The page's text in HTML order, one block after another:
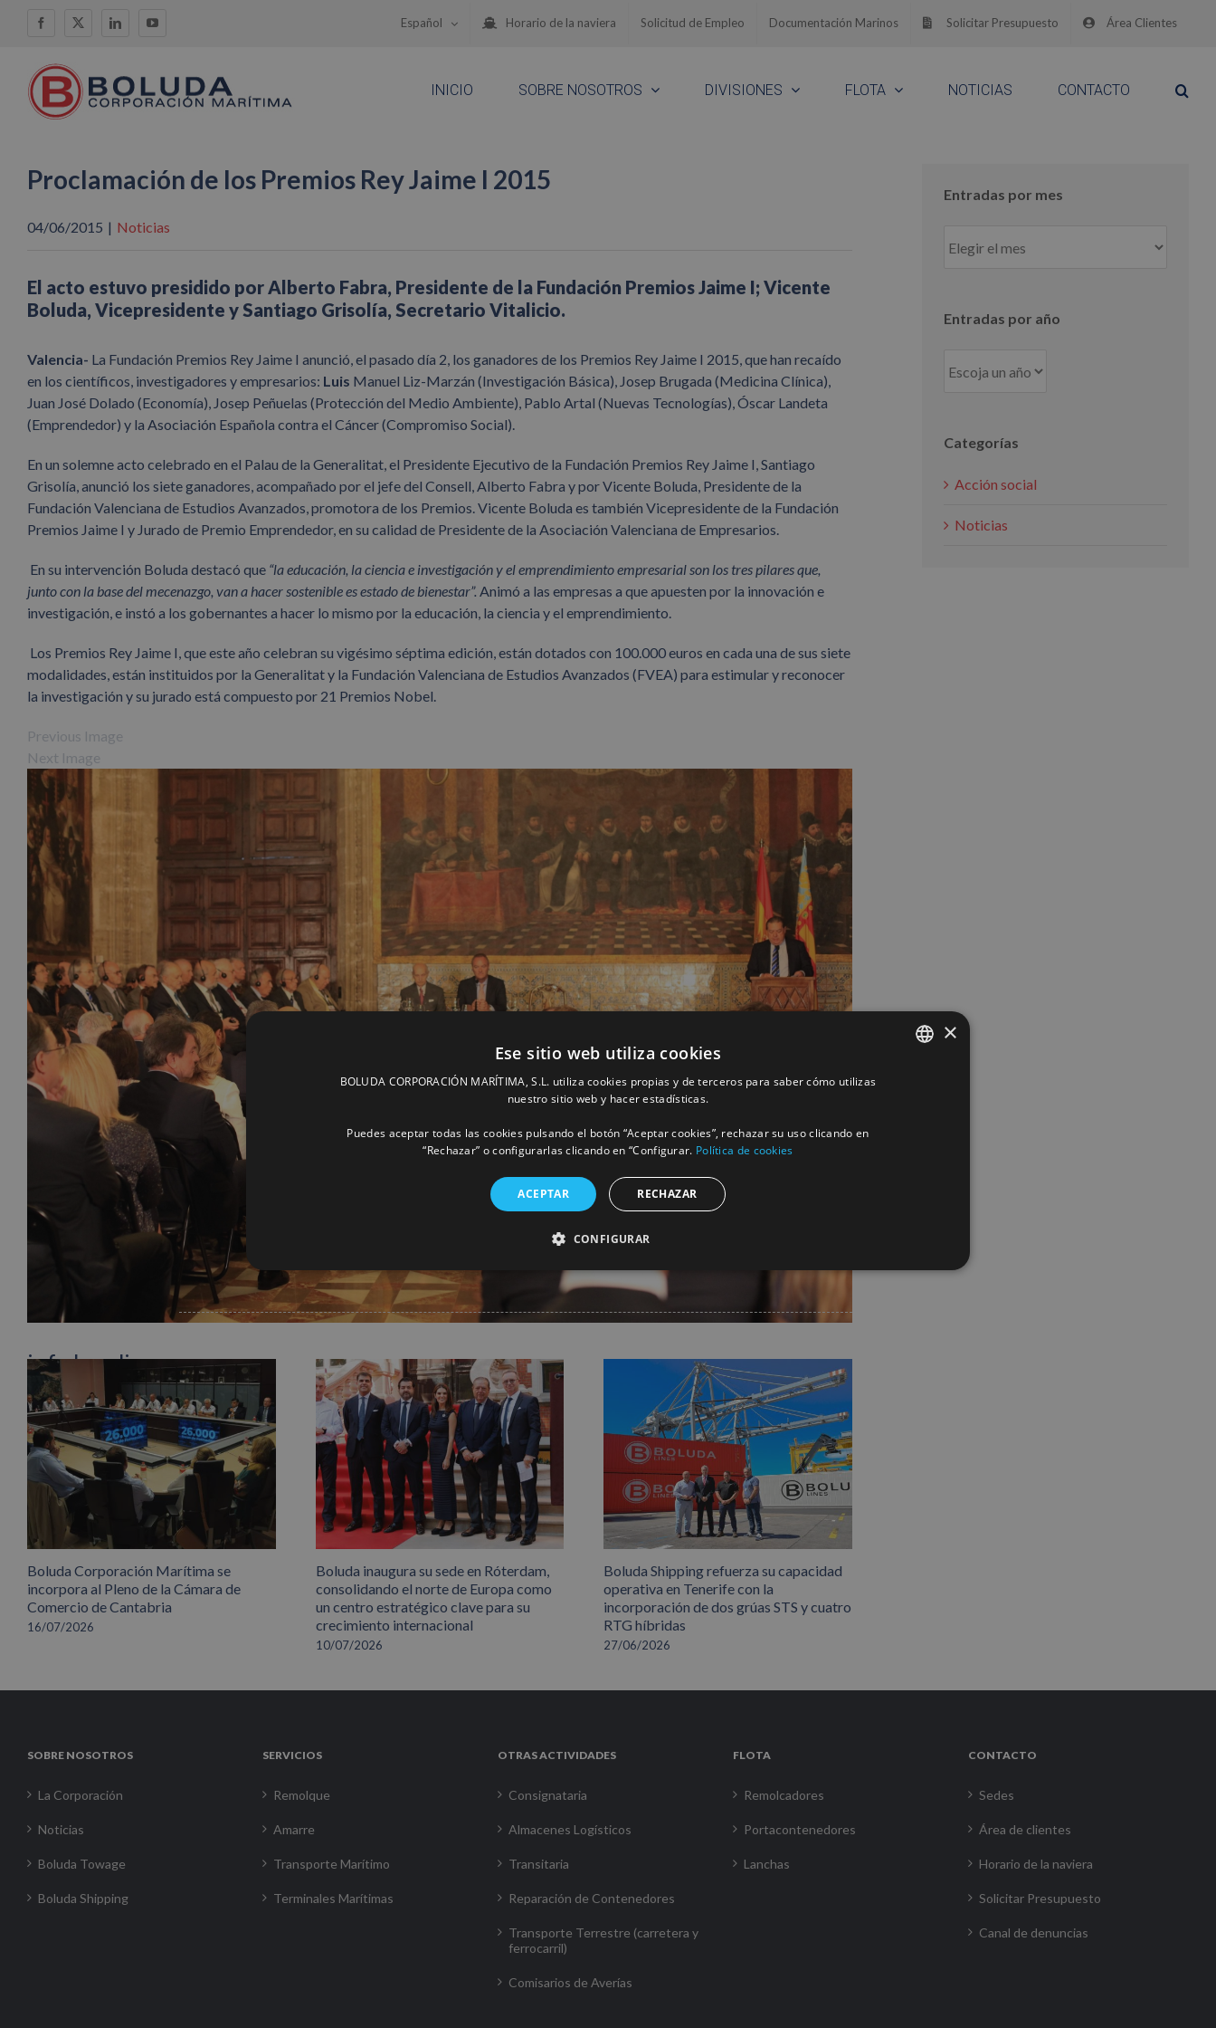
Facebook
X LinkedInYouTube Español Horario de la naviera Solicitud de Empleo Documentación Marinos Solicitar Presupuesto Área Clientes
INICIO SOBRE NOSOTROS DIVISIONES FLOTA NOTICIAS CONTACTO
Proclamación de los Premios Rey Jaime I 2015
04/06/2015 | Noticias
El acto estuvo presidido por Alberto Fabra, Presidente de la Fundación Premios Jaime I; Vicente
Boluda, Vicepresidente y Santiago Grisolía, Secretario Vitalicio.
Valencia- La Fundación Premios Rey Jaime I anunció, el pasado día 2, los ganadores de los Premios Rey Jaime I 2015, que han recaído
en los científicos, investigadores y empresarios: Luis Manuel Liz-Marzán (Investigación Básica), Josep Brugada (Medicina Clínica),
Juan José Dolado (Economía), Josep Peñuelas (Protección del Medio Ambiente), Pablo Artal (Nuevas Tecnologías), Óscar Landeta
(Emprendedor) y la Asociación Española contra el Cáncer (Compromiso Social).
En un solemne acto celebrado en el Palau de la Generalitat, el Presidente Ejecutivo de la Fundación Premios Rey Jaime I, Santiago
Grisolía, anunció los siete ganadores, acompañado por el jefe del Consell, Alberto Fabra y por Vicente Boluda, Presidente de la
Fundación Valenciana de Estudios Avanzados, promotora de los Premios. Vicente Boluda es también Vicepresidente de la Fundación
Premios Jaime I y Jurado de Premio Emprendedor, en su calidad de Presidente de la Asociación Valenciana de Empresarios.
En su intervención Boluda destacó que “la educación, la ciencia e investigación y el emprendimiento empresarial son los tres pilares que,
junto con la base del mecenazgo, van a hacer sostenible es estado de bienestar”. Animó a las empresas a que apuesten por la innovación e
investigación, e instó a los gobernantes a hacer lo mismo por la educación, la ciencia y el emprendimiento.
Los Premios Rey Jaime I, que este año celebran su vigésimo séptima edición, están dotados con 100.000 euros en cada una de sus siete
modalidades, están instituidos por la Generalitat y la Fundación Valenciana de Estudios Avanzados (FVEA) para estimular y reconocer
la investigación y su jurado está compuesto por 21 Premios Nobel.
Previous Image
Next Image
info heading
info content
Facebook
X
Artículos relacionados
Boluda Corporación Marítima se
incorpora al Pleno de la Cámara de
Comercio de Cantabria
16/07/2026
Boluda inaugura su sede en Róterdam,
consolidando el norte de Europa como
un centro estratégico clave para su
crecimiento internacional
10/07/2026
Boluda Shipping refuerza su capacidad
operativa en Tenerife con la
incorporación de dos grúas STS y cuatro
RTG híbridas
27/06/2026
Entradas por mes
por
Entradas por año
Categorías
Acción social
Noticias
SOBRE NOSOTROS
La Corporación
Noticias
Boluda Towage
Boluda Shipping
SERVICIOS
Remolque
Amarre
Transporte Marítimo
Terminales Marítimas
OTRAS ACTIVIDADES
Consignataria
Almacenes Logísticos
Transitaria
Reparación de Contenedores
Transporte Terrestre (carretera y
ferrocarril)
Comisarios de Averías
FLOTA
Remolcadores
Portacontenedores
Lanchas
CONTACTO
Sedes
Área de clientes
Horario de la naviera
Solicitar Presupuesto
Canal de denuncias
×
Ese sitio web utiliza cookies
BOLUDA CORPORACIÓN MARÍTIMA, S.L. utiliza cookies propias y de terceros para saber cómo utilizas
nuestro sitio web y hacer estadísticas.
Puedes aceptar todas las cookies pulsando el botón “Aceptar cookies”, rechazar su uso clicando en
“Rechazar” o configurarlas clicando en “Configurar. Política de cookies
ACEPTAR RECHAZAR
CONFIGURAR